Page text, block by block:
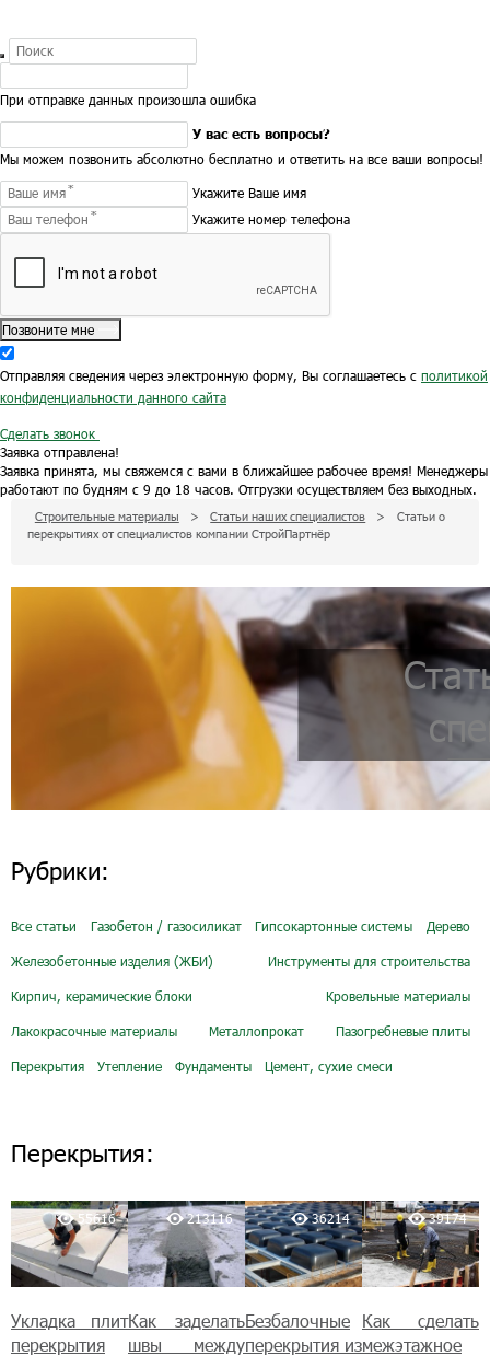
При отправке данных произошла ошибка
У вас есть вопросы?
Мы можем позвонить абсолютно бесплатно и ответить на все ваши вопросы!
Укажите Ваше имя
Укажите номер телефона
Позвоните мне
Отправляя сведения через электронную форму, Вы соглашаетесь с политикой
конфиденциальности данного сайта
Сделать звонок
Заявка отправлена!
Заявка принята, мы свяжемся с вами в ближайшее рабочее время! Менеджеры
работают по будням с 9 до 18 часов. Отгрузки осуществляем без выходных.
Строительные материалы > Статьи наших специалистов >
Статьи о
перекрытиях от специалистов компании СтройПартнёр
Рубрики:
Все статьи Газобетон / газосиликат Гипсокартонные системы Дерево
Железобетонные изделия (ЖБИ) Инструменты для строительства
Кирпич, керамические блоки Кровельные материалы
Лакокрасочные материалы Металлопрокат Пазогребневые плиты
Перекрытия Утепление Фундаменты Цемент, сухие смеси
Перекрытия:
55616
Укладка плит
перекрытия
213116
Как заделать
швы между
36214
Безбалочные
перекрытия из
39174
Как сделать
межэтажное